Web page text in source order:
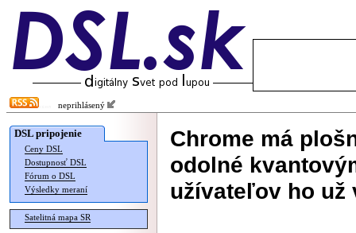
neprihlásený
DSL pripojenie
Ceny DSL
Dostupnosť DSL
Fórum o DSL
Výsledky meraní
Satelitná mapa SR
Chrome má
odolné
užívateľov ho už